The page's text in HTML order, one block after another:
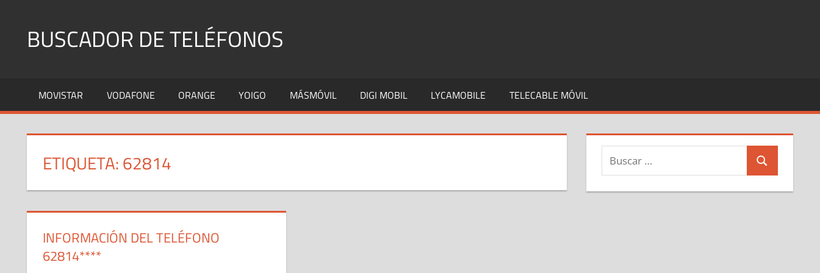
contenidoBUSCADOR DE TELÉFONOS
Fijos
y
MOVISTAR VODAFONE ORANGE YOIGO MÁSMÓVIL DIGI MOBIL LYCAMOBILE TELECABLE MÓVIL
ETIQUETA:62814
INFORMACIÓN DEL TELÉFONO
62814****
Buscar:
Buscar